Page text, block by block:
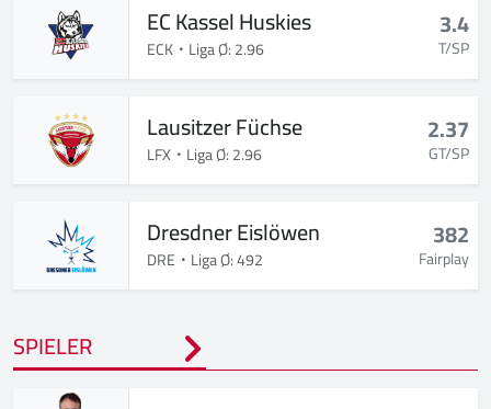
EC Kassel Huskies
ECK Liga Ø: 2.96
3.4
T/SP
Lausitzer Füchse
LFX Liga Ø: 2.96
2.37
GT/SP
Dresdner Eislöwen
DRE Liga Ø: 492
382
Fairplay
SPIELER